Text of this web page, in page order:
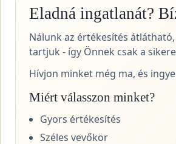
Eladná ingatlanát?
Nálunk az értékesítés
tartjuk - így Önnek csak a
Hívjon minket még ma, és
Miért válasszon minket?
Gyors értékesítés
Széles vevőkör